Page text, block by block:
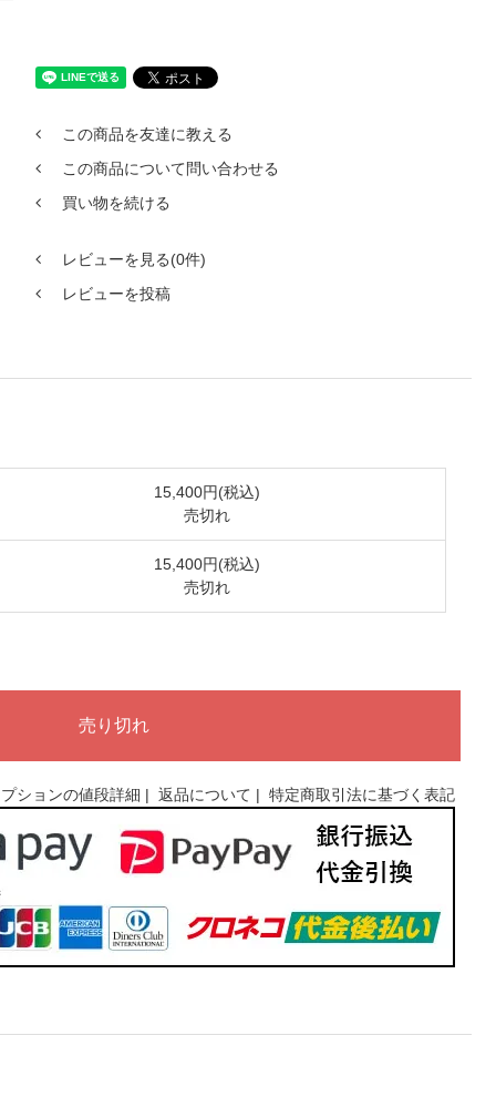
この商品を友達に教える
この商品について問い合わせる
買い物を続ける
レビューを見る(0件)
レビューを投稿
15,400円(税込)
売切れ
15,400円(税込)
売切れ
ションの値段詳細 | 返品について | 特定商取引法に基づく表記